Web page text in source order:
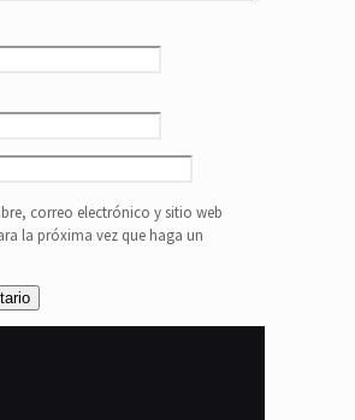
correo electrónico y sitio web
la próxima vez que haga un